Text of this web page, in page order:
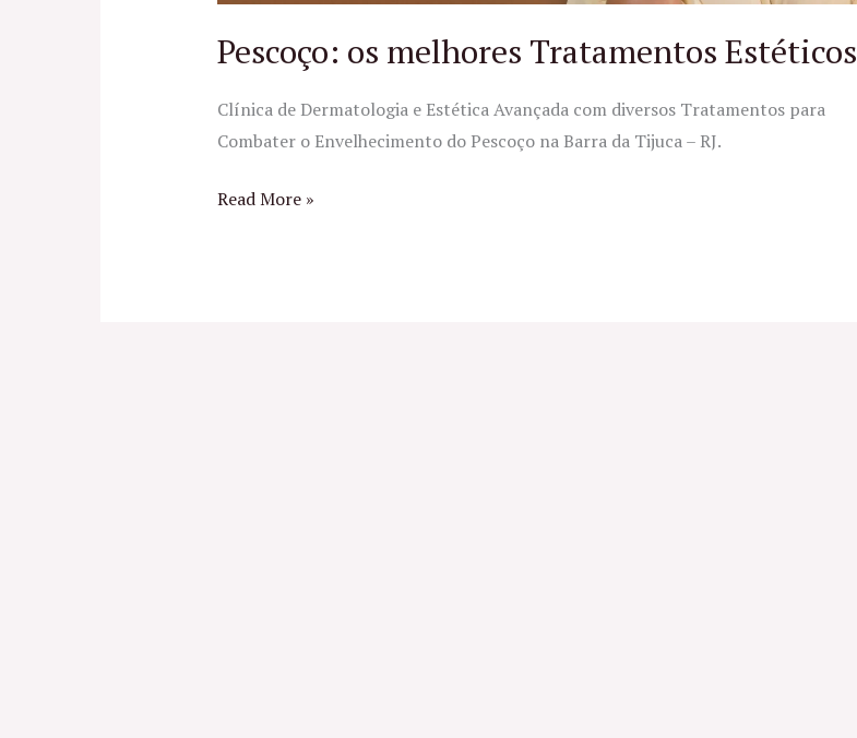
Pescoço: os melhores Tratamentos Estéticos
Clínica de Dermatologia e Estética Avançada com diversos Tratamentos para
Combater o Envelhecimento do Pescoço na Barra da Tijuca – RJ.
Read More »